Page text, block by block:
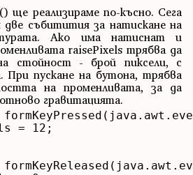
ще реализираме по-късно. Сега
две събитития за натискане на
Ако има натиснат и
raisePixels трябва да
стойност - брой пиксели, с
При пускане на бутона, трябва
на променливата, за да
гравитацията.
= 12;